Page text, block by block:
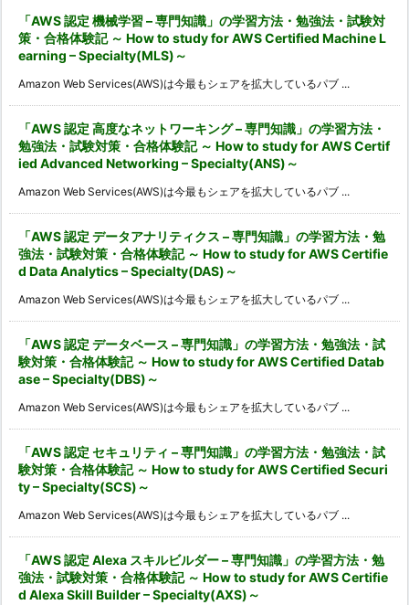
「AWS 認定 機械学習 – 専門知識」の学習方法・勉強法・試験対
策・合格体験記 ～ How to study for AWS Certified Machine L
earning – Specialty(MLS)～
Amazon Web Services(AWS)は今最もシェアを拡大しているパブ ...
「AWS 認定 高度なネットワーキング – 専門知識」の学習方法・
勉強法・試験対策・合格体験記 ～ How to study for AWS Certif
ied Advanced Networking – Specialty(ANS)～
Amazon Web Services(AWS)は今最もシェアを拡大しているパブ ...
「AWS 認定 データアナリティクス – 専門知識」の学習方法・勉
強法・試験対策・合格体験記 ～ How to study for AWS Certifie
d Data Analytics – Specialty(DAS)～
Amazon Web Services(AWS)は今最もシェアを拡大しているパブ ...
「AWS 認定 データベース – 専門知識」の学習方法・勉強法・試
験対策・合格体験記 ～ How to study for AWS Certified Datab
ase – Specialty(DBS)～
Amazon Web Services(AWS)は今最もシェアを拡大しているパブ ...
「AWS 認定 セキュリティ – 専門知識」の学習方法・勉強法・試
験対策・合格体験記 ～ How to study for AWS Certified Securi
ty – Specialty(SCS)～
Amazon Web Services(AWS)は今最もシェアを拡大しているパブ ...
「AWS 認定 Alexa スキルビルダー – 専門知識」の学習方法・勉
強法・試験対策・合格体験記 ～ How to study for AWS Certifie
d Alexa Skill Builder – Specialty(AXS)～